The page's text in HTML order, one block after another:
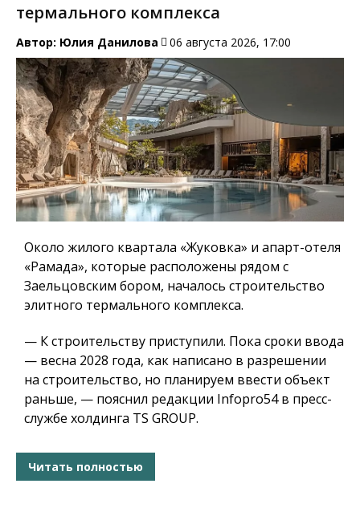
термального комплекса
Автор: Юлия Данилова 06 августа 2026, 17:00
Около жилого квартала «Жуковка» и апарт-отеля
«Рамада», которые расположены рядом с
Заельцовским бором, началось строительство
элитного термального комплекса.
— К строительству приступили. Пока сроки ввода
— весна 2028 года, как написано в разрешении
на строительство, но планируем ввести объект
раньше, — пояснил редакции Infopro54 в пресс-
службе холдинга TS GROUP.
Читать полностью